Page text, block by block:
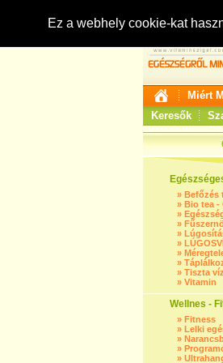
Ez a webhely cookie-kat
Miért
Keresők
» Befőzés
» Bio tea -
»
»
»
»
»
»
» Tiszta víz
» Vitamin
Wellnes -
» Fitness
» Lelki
»
»
»